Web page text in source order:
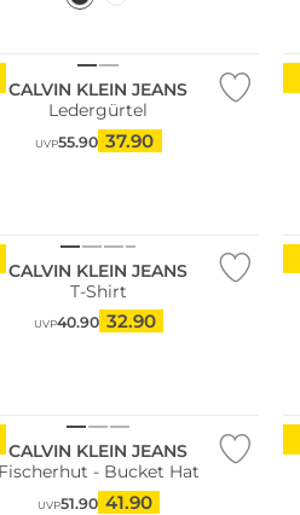
CALVIN KLEIN JEANS
Ledergürtel
UVP55.90 37.90
CALVIN KLEIN JEANS
T-Shirt
UVP40.90 32.90
CALVIN KLEIN JEANS
Fischerhut - Bucket Hat
UVP51.90 41.90